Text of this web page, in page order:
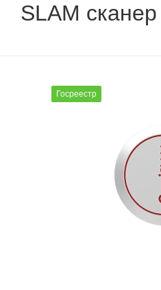
SLAM
Госреестр